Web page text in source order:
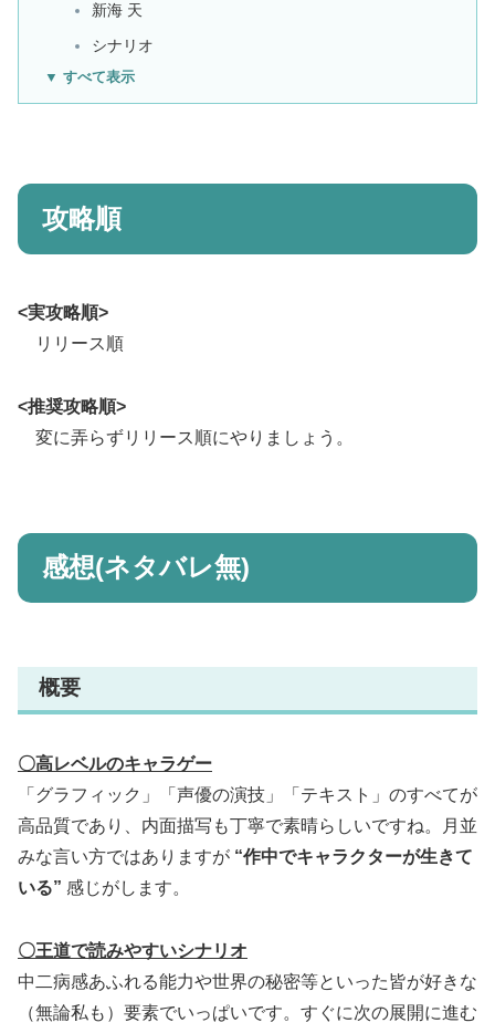
新海 天
シナリオ
▼ すべて表示
攻略順
<実攻略順>
リリース順
<推奨攻略順>
変に弄らずリリース順にやりましょう。
感想(ネタバレ無)
概要
〇高レベルのキャラゲー
「グラフィック」「声優の演技」「テキスト」のすべてが
高品質であり、内面描写も丁寧で素晴らしいですね。月並
みな言い方ではありますが “作中でキャラクターが生きて
いる” 感じがします。
〇王道で読みやすいシナリオ
中二病感あふれる能力や世界の秘密等といった皆が好きな
（無論私も）要素でいっぱいです。すぐに次の展開に進む